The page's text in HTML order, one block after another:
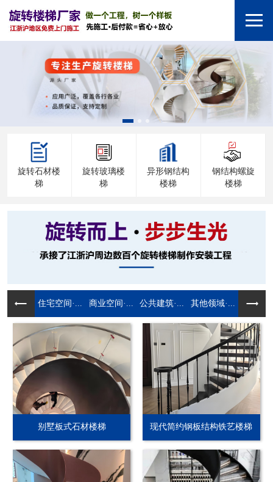
旋转石材楼
梯
旋转玻璃楼
梯
异形钢结构
楼梯
钢结构螺旋
楼梯
住宅空间·... 商业空间·... 公共建筑·... 其他领域·...
别墅板式石材楼梯 现代简约钢板结构铁艺楼梯